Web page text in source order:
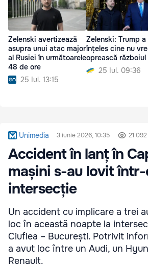
Zelenski avertizează
asupra unui atac major
al Rusiei în următoarele
48 de ore
25 Iul. 13:15
Zelenski: Trump a
înțeles cine nu
oprească războiul
25 Iul. 09:36
Unimedia 3 iunie 2026, 10:35 21 092
Accident în lanț în
mașini s-au lovit
intersecție
Un accident cu implicare a trei
loc în această noapte la
Ciuflea – București. Potrivit
a avut loc între un Audi, un
Renault.